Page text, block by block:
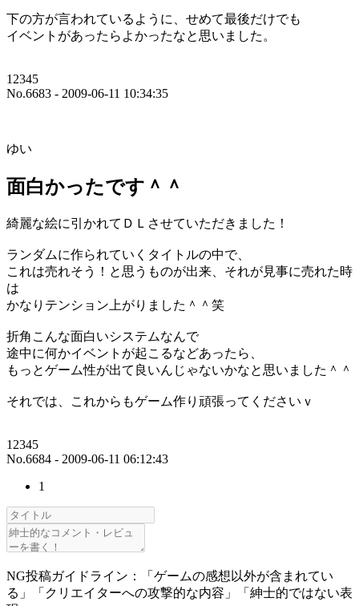
下の方が言われているように、せめて最後だけでも
イベントがあったらよかったなと思いました。
12345
No.6683 - 2009-06-11 10:34:35
ゆい
面白かったです＾＾
綺麗な絵に引かれてＤＬさせていただきました！
ランダムに作られていくタイトルの中で、
これは売れそう！と思うものが出来、それが見事に売れた時
は
かなりテンション上がりました＾＾笑
折角こんな面白いシステムなんで
途中に何かイベントが起こるなどあったら、
もっとゲーム性が出て良いんじゃないかなと思いました＾＾
それでは、これからもゲーム作り頑張ってくださいｖ
12345
No.6684 - 2009-06-11 06:12:43
1
NG投稿ガイドライン：「ゲームの感想以外が含まれてい
る」「クリエイターへの攻撃的な内容」「紳士的ではない表